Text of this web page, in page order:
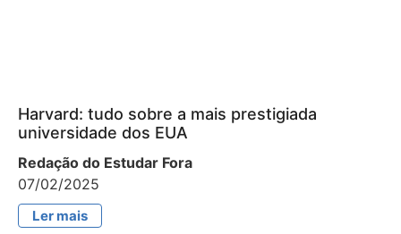
Harvard: tudo sobre a mais prestigiada
universidade dos EUA
Redação do Estudar Fora
07/02/2025
Ler mais